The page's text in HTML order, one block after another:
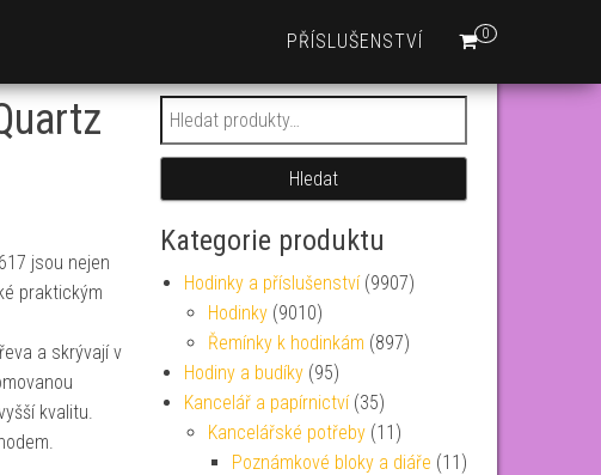
0
PŘÍSLUŠENSTVÍ
jsou nejen
praktickým
a skrývají v
kvalitu.
Hledat:
Hledat
Kategorie produktu
Hodinky a příslušenství (9907)
Hodinky (9010)
Řemínky k hodinkám (897)
Hodiny a budíky (95)
Kancelář a papírnictví (35)
Kancelářské potřeby (11)
Poznámkové bloky a diáře (11)